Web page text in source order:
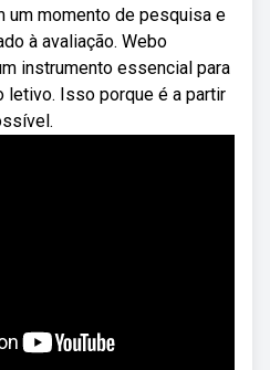
um momento de pesquisa e
à avaliação. Webo
instrumento essencial para
letivo. Isso porque é a partir